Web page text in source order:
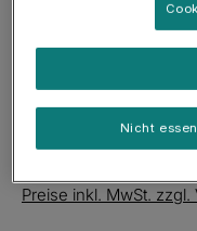
19,99 €
Preise inkl. MwSt.
Nicht